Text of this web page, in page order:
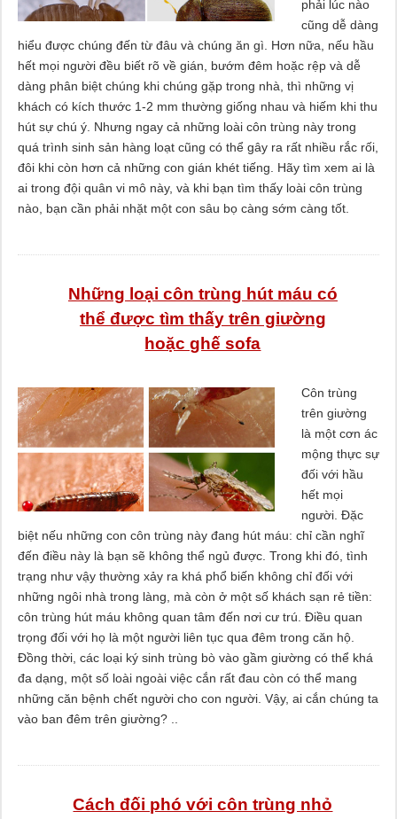
phải lúc nào
cũng dễ dàng
hiểu được chúng đến từ đâu và chúng ăn gì. Hơn nữa, nếu hầu
hết mọi người đều biết rõ về gián, bướm đêm hoặc rệp và dễ
dàng phân biệt chúng khi chúng gặp trong nhà, thì những vị
khách có kích thước 1-2 mm thường giống nhau và hiếm khi thu
hút sự chú ý. Nhưng ngay cả những loài côn trùng này trong
quá trình sinh sản hàng loạt cũng có thể gây ra rất nhiều rắc rối,
đôi khi còn hơn cả những con gián khét tiếng. Hãy tìm xem ai là
ai trong đội quân vi mô này, và khi bạn tìm thấy loài côn trùng
nào, bạn cần phải nhặt một con sâu bọ càng sớm càng tốt.
Những loại côn trùng hút máu có
thể được tìm thấy trên giường
hoặc ghế sofa
Côn trùng
trên giường
là một cơn ác
mộng thực sự
đối với hầu
hết mọi
người. Đặc
biệt nếu những con côn trùng này đang hút máu: chỉ cần nghĩ
đến điều này là bạn sẽ không thể ngủ được. Trong khi đó, tình
trạng như vậy thường xảy ra khá phổ biến không chỉ đối với
những ngôi nhà trong làng, mà còn ở một số khách sạn rẻ tiền:
côn trùng hút máu không quan tâm đến nơi cư trú. Điều quan
trọng đối với họ là một người liên tục qua đêm trong căn hộ.
Đồng thời, các loại ký sinh trùng bò vào gầm giường có thể khá
đa dạng, một số loài ngoài việc cắn rất đau còn có thể mang
những căn bệnh chết người cho con người. Vậy, ai cắn chúng ta
vào ban đêm trên giường? ..
Cách đối phó với côn trùng nhỏ